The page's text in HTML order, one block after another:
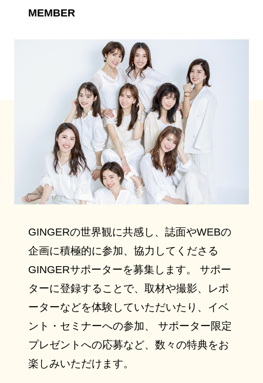
MEMBER
GINGERの世界観に共感し、誌面やWEBの
企画に積極的に参加、協力してくださる
GINGERサポーターを募集します。 サポー
ターに登録することで、取材や撮影、レポ
ーターなどを体験していただいたり、イベ
ント・セミナーへの参加、 サポーター限定
プレゼントへの応募など、数々の特典をお
楽しみいただけます。